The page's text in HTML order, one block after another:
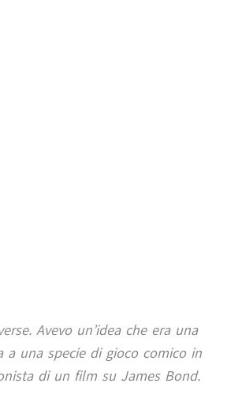
Avevo un’idea che era una
a una specie di gioco comico in
di un film su James Bond.